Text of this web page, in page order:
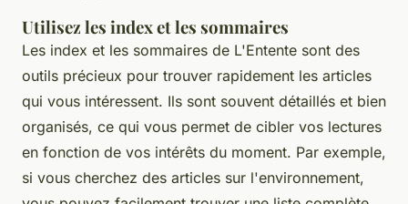
Utilisez les index et les sommaires
Les index et les sommaires de L'Entente sont des
outils précieux pour trouver rapidement les articles
qui vous intéressent. Ils sont souvent détaillés et bien
organisés, ce qui vous permet de cibler vos lectures
en fonction de vos intérêts du moment. Par exemple,
si vous cherchez des articles sur l'environnement,